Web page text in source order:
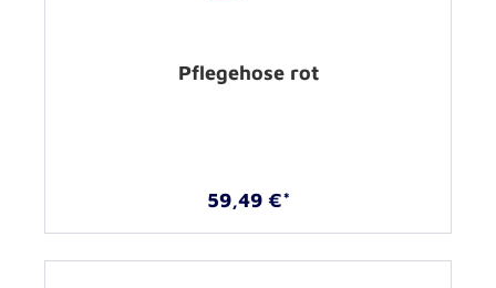
Pflegehose rot
59,49 €*